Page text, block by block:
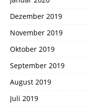
Dezember 2019
November 2019
Oktober 2019
September 2019
August 2019
Juli 2019